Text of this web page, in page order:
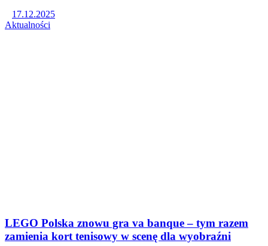
17.12.2025
Aktualności
LEGO Polska znowu gra va banque – tym razem
zamienia kort tenisowy w scenę dla wyobraźni